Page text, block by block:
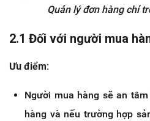
Quản lý đơn hàng chỉ
2.1 Đối với người mua
Ưu điểm:
Người mua hàng sẽ an
hàng và nếu trường hợp